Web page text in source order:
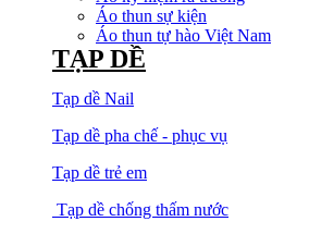
Áo thun sự kiện
Áo thun tự hào Việt Nam
TẠP DỀ
Tạp dề Nail
Tạp dề pha chế - phục vụ
Tạp dề trẻ em
Tạp dề chống thấm nước